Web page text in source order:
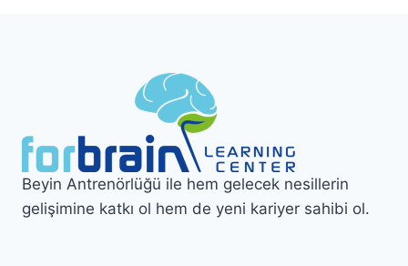
Beyin Antrenörlüğü ile hem gelecek nesillerin
gelişimine katkı ol hem de yeni kariyer sahibi ol.